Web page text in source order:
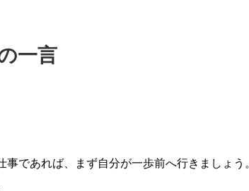
一言
であれば、まず自分が一歩前へ行きましょう。